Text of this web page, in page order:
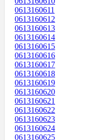
0613160611
0613160612
0613160613
0613160614
0613160615
0613160616
0613160617
0613160618
0613160619
0613160620
0613160621
0613160622
0613160623
0613160624
0613160625